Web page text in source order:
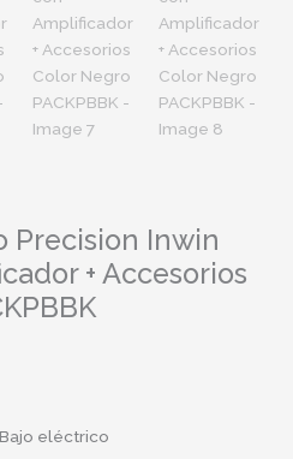
Precision Inwin
+ Accesorios
Bajo eléctrico